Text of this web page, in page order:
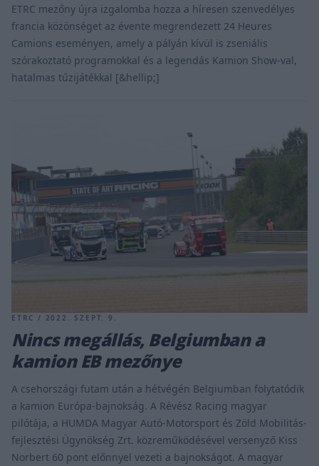
ETRC mezőny újra izgalomba hozza a híresen szenvedélyes
francia közönséget az évente megrendezett 24 Heures
Camions eseményen, amely a pályán kívül is zseniális
szórakoztató programokkal és a legendás Kamion Show-val,
hatalmas tűzijátékkal [&hellip;]
ETRC / 2022. SZEPT. 9.
Nincs megállás, Belgiumban a
kamion EB mezőnye
A csehországi futam után a hétvégén Belgiumban folytatódik
a kamion Európa-bajnokság. A Révész Racing magyar
pilótája, a HUMDA Magyar Autó-Motorsport és Zöld Mobilitás-
fejlesztési Ügynökség Zrt. közreműködésével versenyző Kiss
Norbert 60 pont előnnyel vezeti a bajnokságot. A magyar